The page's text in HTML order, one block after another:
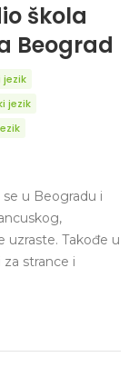
škola
Beograd
jezik
jezik
se u Beogradu i
uzraste. Takođe u
strance i